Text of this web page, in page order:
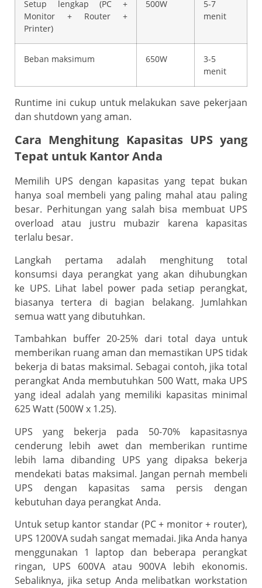
Setup lengkap (PC +
Monitor + Router +
Printer)
500W
5-7
menit
Beban maksimum 650W
3-5
menit
Runtime ini cukup untuk melakukan save pekerjaan
dan shutdown yang aman.
Cara Menghitung Kapasitas UPS yang
Tepat untuk Kantor Anda
Memilih UPS dengan kapasitas yang tepat bukan
hanya soal membeli yang paling mahal atau paling
besar. Perhitungan yang salah bisa membuat UPS
overload atau justru mubazir karena kapasitas
terlalu besar.
Langkah pertama adalah menghitung total
konsumsi daya perangkat yang akan dihubungkan
ke UPS. Lihat label power pada setiap perangkat,
biasanya tertera di bagian belakang. Jumlahkan
semua watt yang dibutuhkan.
Tambahkan buffer 20-25% dari total daya untuk
memberikan ruang aman dan memastikan UPS tidak
bekerja di batas maksimal. Sebagai contoh, jika total
perangkat Anda membutuhkan 500 Watt, maka UPS
yang ideal adalah yang memiliki kapasitas minimal
625 Watt (500W x 1.25).
UPS yang bekerja pada 50-70% kapasitasnya
cenderung lebih awet dan memberikan runtime
lebih lama dibanding UPS yang dipaksa bekerja
mendekati batas maksimal. Jangan pernah membeli
UPS dengan kapasitas sama persis dengan
kebutuhan daya perangkat Anda.
Untuk setup kantor standar (PC + monitor + router),
UPS 1200VA sudah sangat memadai. Jika Anda hanya
menggunakan 1 laptop dan beberapa perangkat
ringan, UPS 600VA atau 900VA lebih ekonomis.
Sebaliknya, jika setup Anda melibatkan workstation